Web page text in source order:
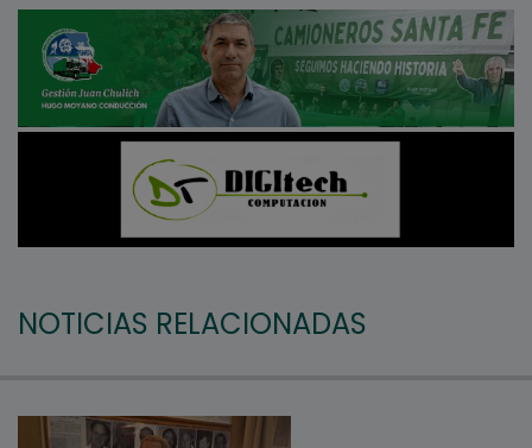
NOTICIAS RELACIONADAS